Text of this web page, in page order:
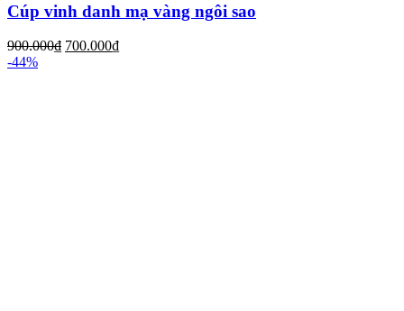
Cúp vinh danh mạ vàng ngôi sao
900.000₫ 700.000₫
-44%